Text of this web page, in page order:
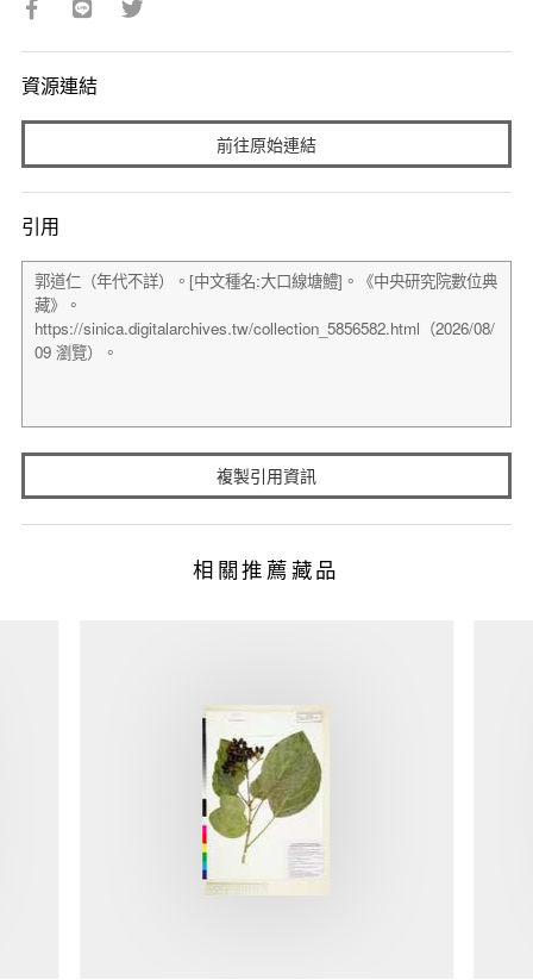
資源連結
前往原始連結
引用
複製引用資訊
相關推薦藏品